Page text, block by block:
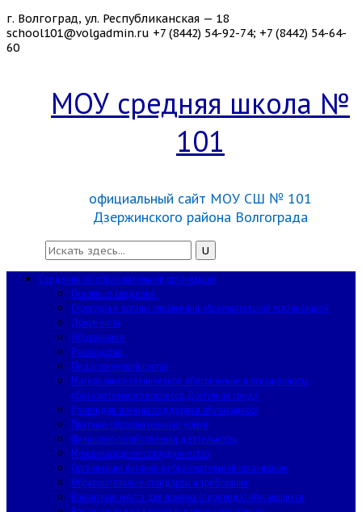
г. Волгоград, ул. Республиканская — 18
school101@volgadmin.ru +7 (8442) 54-92-74; +7 (8442) 54-64-
60
МОУ средняя школа №
101
официальный сайт МОУ СШ № 101
Дзержинского района Волгограда
Сведения об образовательной организации
Основные сведения
Структура и органы управления образовательной организацией
Документы
Образование
Руководство
Педагогический состав
Материально-техническое обеспечение и оснащенность
образовательного процесса. Доступная среда
Стипендии и меры поддержки обучающихся
Платные образовательные услуги
Финансово-хозяйственная деятельность
Международное сотрудничество
Организация питания в образовательной организации
Образовательные стандарты и требования
Вакантные места для приема (перевода) обучающихся